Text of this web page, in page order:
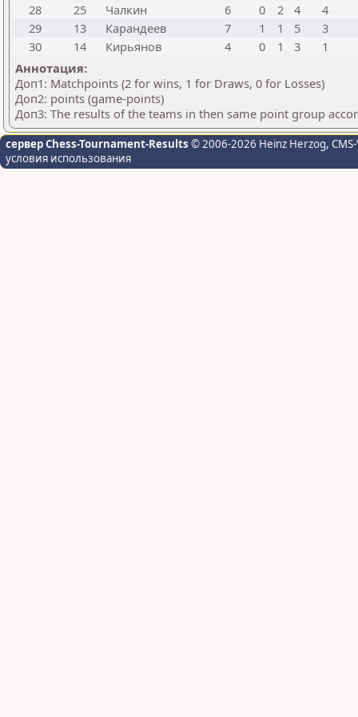
28
25 Чалкин 6 0 2 4
4
29
13 Карандеев 7 1 1 5
3
30
14 Кирьянов 4 0 1 3
1
Аннотация:
Доп1: Matchpoints (2 for wins, 1 for Draws, 0 for Losses)
Доп2: points (game-points)
Доп3: The results of the teams in then same point group
сервер Chess-Tournament-Results © 2006-2026 Heinz Herzog,
условия использования